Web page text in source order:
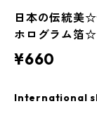
日本の伝統美
ホログラム箔
¥660
International